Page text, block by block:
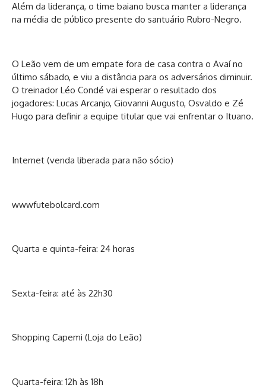
Além da liderança, o time baiano busca manter a liderança
na média de público presente do santuário Rubro-Negro.
O Leão vem de um empate fora de casa contra o Avaí no
último sábado, e viu a distância para os adversários diminuir.
O treinador Léo Condé vai esperar o resultado dos
jogadores: Lucas Arcanjo, Giovanni Augusto, Osvaldo e Zé
Hugo para definir a equipe titular que vai enfrentar o Ituano.
Internet (venda liberada para não sócio)
wwwfutebolcard.com
Quarta e quinta-feira: 24 horas
Sexta-feira: até às 22h30
Shopping Capemi (Loja do Leão)
Quarta-feira: 12h às 18h